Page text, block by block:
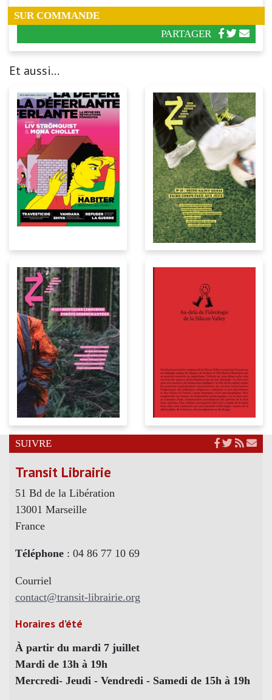
SUR COMMANDE
PARTAGER
Et aussi...
SUIVRE
Transit Librairie
51 Bd de la Libération
13001 Marseille
France
Téléphone : 04 86 77 10 69
Courriel
contact@transit-librairie.org
Horaires d’été
À partir du mardi 7 juillet
Mardi de 13h à 19h
Mercredi- Jeudi - Vendredi - Samedi de 15h à 19h